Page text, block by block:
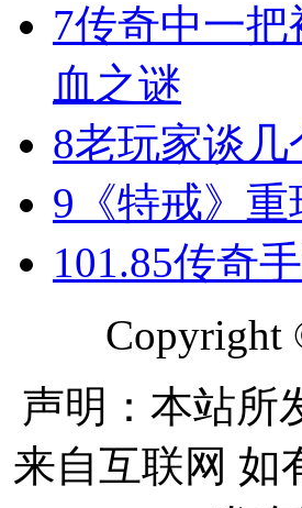
7传奇中一把
血之谜
8老玩家谈
9 《特戒》
101.85传奇
Copyright
声明：本站所
来自互联网 如